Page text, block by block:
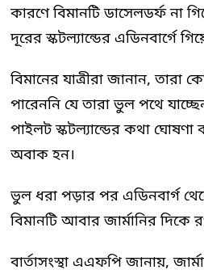
কারণে বিমানটি ডাসেলডর্ফ না
দূরের স্কটল্যান্ডের এডিনবার্গে
বিমানের যাত্রীরা জানান, তারা
পারেননি যে তারা ভুল পথে
পাইলট স্কটল্যান্ডের কথা
অবাক হন।
ভুল ধরা পড়ার পর এডিনবার্গ
বিমানটি আবার জার্মানির দিকে
বার্তাসংস্থা এএফপি জানায়,